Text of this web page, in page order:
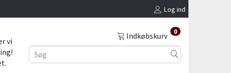
Log ind
vi
Indkøbskurv 0